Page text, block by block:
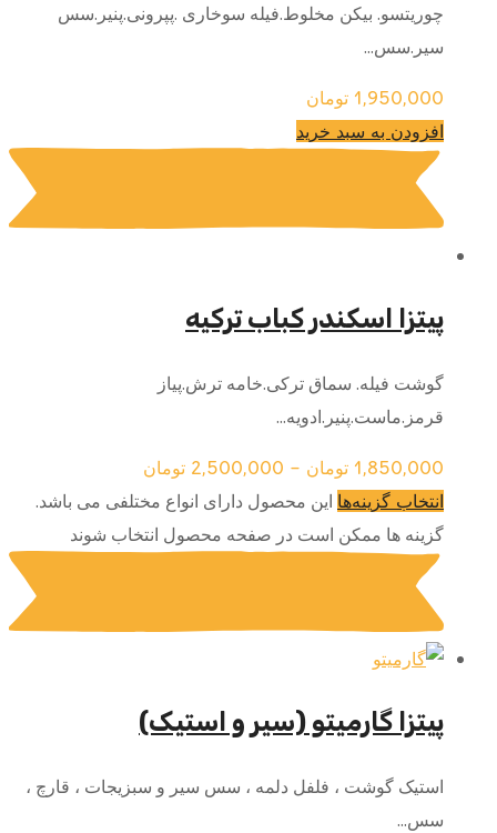
چوریتسو. بیکن مخلوط.فیله سوخاری .پپرونی.پنیر.سس
سیر.سس...
1,950,000 تومان
افزودن به سبد خرید
پیتزا اسکندر کباب ترکیه
گوشت فیله. سماق ترکی.خامه ترش.پیاز
قرمز.ماست.پنیر.ادویه...
1,850,000 تومان –
2,500,000 تومان
انتخاب گزینه‌ها این محصول دارای انواع مختلفی می باشد.
گزینه ها ممکن است در صفحه محصول انتخاب شوند
پیتزا گارمیتو (سیر و استیک)
استیک گوشت ، فلفل دلمه ، سس سیر و سبزیجات ، قارچ ،
سس...